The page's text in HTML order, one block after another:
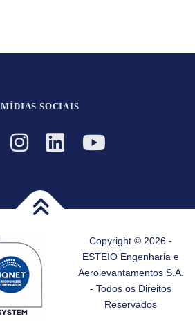
MÍDIAS SOCIAIS
Copyright © 2026 -
ESTEIO Engenharia e
Aerolevantamentos S.A.
- Todos os Direitos
Reservados